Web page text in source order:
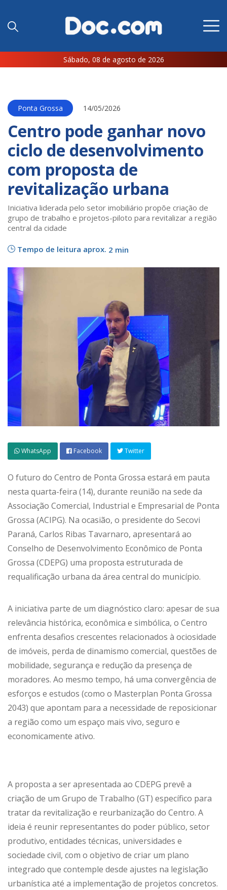
Sábado, 08 de agosto de 2026
Ponta Grossa 14/05/2026
Centro pode ganhar novo
ciclo de desenvolvimento
com proposta de
revitalização urbana
Iniciativa liderada pelo setor imobiliário propõe criação de
grupo de trabalho e projetos-piloto para revitalizar a região
central da cidade
Tempo de leitura aprox. 2 min
WhatsApp Facebook Twitter
O futuro do Centro de Ponta Grossa estará em pauta
nesta quarta-feira (14), durante reunião na sede da
Associação Comercial, Industrial e Empresarial de Ponta
Grossa (ACIPG). Na ocasião, o presidente do Secovi
Paraná, Carlos Ribas Tavarnaro, apresentará ao
Conselho de Desenvolvimento Econômico de Ponta
Grossa (CDEPG) uma proposta estruturada de
requalificação urbana da área central do município.
A iniciativa parte de um diagnóstico claro: apesar de sua
relevância histórica, econômica e simbólica, o Centro
enfrenta desafios crescentes relacionados à ociosidade
de imóveis, perda de dinamismo comercial, questões de
mobilidade, segurança e redução da presença de
moradores. Ao mesmo tempo, há uma convergência de
esforços e estudos (como o Masterplan Ponta Grossa
2043) que apontam para a necessidade de reposicionar
a região como um espaço mais vivo, seguro e
economicamente ativo.
A proposta a ser apresentada ao CDEPG prevê a
criação de um Grupo de Trabalho (GT) específico para
tratar da revitalização e reurbanização do Centro. A
ideia é reunir representantes do poder público, setor
produtivo, entidades técnicas, universidades e
sociedade civil, com o objetivo de criar um plano
integrado que contemple desde ajustes na legislação
urbanística até a implementação de projetos concretos.